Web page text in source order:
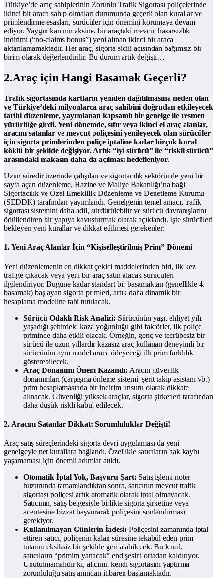
Türkiye’de araç sahiplerinin Zorunlu Trafik Sigortası poliçelerinde
ikinci bir araca sahip olmaları durumunda geçerli olan kurallar ve
primlendirme esasları, sürücüler için önemini korumaya devam
ediyor. Yaygın kanının aksine, bir araçtaki mevcut hasarsızlık
indirimi (“no-claims bonus”) yeni alınan ikinci bir araca
aktarılamamaktadır. Her araç, sigorta sicili açısından bağımsız bir
birim olarak değerlendirilir. Bu durum artık değişti…
2.Araç için Hangi Basamak Geçerli?
Trafik sigortasında kartların yeniden dağıtılmasına neden olan
ve Türkiye’deki milyonlarca araç sahibini doğrudan etkileyecek
tarihi düzenleme, yayımlanan kapsamlı bir genelge ile resmen
yürürlüğe girdi. Yeni dönemde, sıfır veya ikinci el araç alanlar,
aracını satanlar ve mevcut poliçesini yenileyecek olan sürücüler
için sigorta primlerinden poliçe iptaline kadar birçok kural
köklü bir şekilde değişiyor. Artık “iyi sürücü” ile “riskli sürücü”
arasındaki makasın daha da açılması hedefleniyor.
Uzun süredir üzerinde çalışılan ve sigortacılık sektöründe yeni bir
sayfa açan düzenleme, Hazine ve Maliye Bakanlığı’na bağlı
Sigortacılık ve Özel Emeklilik Düzenleme ve Denetleme Kurumu
(SEDDK) tarafından yayımlandı. Genelgenin temel amacı, trafik
sigortası sistemini daha adil, sürdürülebilir ve sürücü davranışlarını
ödüllendiren bir yapıya kavuşturmak olarak açıklandı. İşte sürücüleri
bekleyen yeni kurallar ve dikkat edilmesi gerekenler:
1. Yeni Araç Alanlar İçin “Kişiselleştirilmiş Prim” Dönemi
Yeni düzenlemenin en dikkat çekici maddelerinden biri, ilk kez
trafiğe çıkacak veya yeni bir araç satın alacak sürücüleri
ilgilendiriyor. Bugüne kadar standart bir basamaktan (genellikle 4.
basamak) başlayan sigorta primleri, artık daha dinamik bir
hesaplama modeline tabi tutulacak.
Sürücü Odaklı Risk Analizi: Sürücünün yaşı, ehliyet yılı,
yaşadığı şehirdeki kaza yoğunluğu gibi faktörler, ilk poliçe
priminde daha etkili olacak. Örneğin, genç ve tecrübesiz bir
sürücü ile uzun yıllardır kazasız araç kullanan deneyimli bir
sürücünün aynı model araca ödeyeceği ilk prim farklılık
gösterebilecek.
Araç Donanımı Önem Kazandı: Aracın güvenlik
donanımları (çarpışma önleme sistemi, şerit takip asistanı vb.)
prim hesaplamasında bir indirim unsuru olarak dikkate
alınacak. Güvenliği yüksek araçlar, sigorta şirketleri tarafından
daha düşük riskli kabul edilecek.
2. Aracını Satanlar Dikkat: Sorumluluklar Değişti!
Araç satış süreçlerindeki sigorta devri uygulaması da yeni
genelgeyle net kurallara bağlandı. Özellikle satıcıların hak kaybı
yaşamaması için önemli adımlar atıldı.
Otomatik İptal Yok, Başvuru Şart: Satış işlemi noter
huzurunda tamamlandıktan sonra, satıcının mevcut trafik
sigortası poliçesi artık otomatik olarak iptal olmayacak.
Satıcının, satış belgesiyle birlikte sigorta şirketine veya
acentesine bizzat başvurarak poliçesini sonlandırması
gerekiyor.
Kullanılmayan Günlerin İadesi: Poliçesini zamanında iptal
ettiren satıcı, poliçenin kalan süresine tekabül eden prim
tutarını eksiksiz bir şekilde geri alabilecek. Bu kural,
satıcıların “primim yanacak” endişesini ortadan kaldırıyor.
Unutulmamalıdır ki, alıcının kendi sigortasını yaptırma
zorunluluğu satış anından itibaren başlamaktadır.